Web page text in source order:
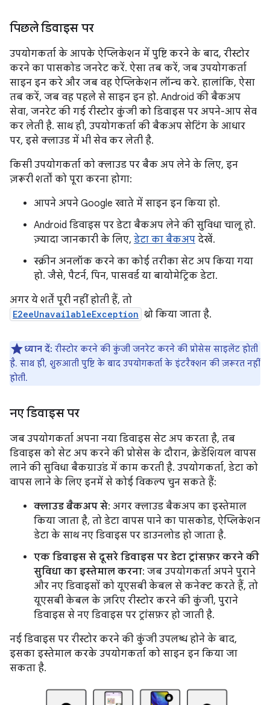
पिछले डिवाइस पर
उपयोगकर्ता के आपके ऐप्लिकेशन में पुष्टि करने के बाद, रीस्टोर
करने का पासकोड जनरेट करें. ऐसा तब करें, जब उपयोगकर्ता
साइन इन करे और जब वह ऐप्लिकेशन लॉन्च करे. हालांकि, ऐसा
तब करें, जब वह पहले से साइन इन हो. Android की बैकअप
सेवा, जनरेट की गई रीस्टोर कुंजी को डिवाइस पर अपने-आप सेव
कर लेती है. साथ ही, उपयोगकर्ता की बैकअप सेटिंग के आधार
पर, इसे क्लाउड में भी सेव कर लेती है.
किसी उपयोगकर्ता को क्लाउड पर बैक अप लेने के लिए, इन
ज़रूरी शर्तों को पूरा करना होगा:
आपने अपने Google खाते में साइन इन किया हो.
Android डिवाइस पर डेटा बैकअप लेने की सुविधा चालू हो.
ज़्यादा जानकारी के लिए, डेटा का बैकअप देखें.
स्क्रीन अनलॉक करने का कोई तरीका सेट अप किया गया
हो. जैसे, पैटर्न, पिन, पासवर्ड या बायोमेट्रिक डेटा.
अगर ये शर्तें पूरी नहीं होती हैं, तो
E2eeUnavailableException थ्रो किया जाता है.
ध्यान दें: रीस्टोर करने की कुंजी जनरेट करने की प्रोसेस साइलेंट होती
है. साथ ही, शुरुआती पुष्टि के बाद उपयोगकर्ता के इंटरैक्शन की ज़रूरत नहीं
होती.
नए डिवाइस पर
जब उपयोगकर्ता अपना नया डिवाइस सेट अप करता है, तब
डिवाइस को सेट अप करने की प्रोसेस के दौरान, क्रेडेंशियल वापस
लाने की सुविधा बैकग्राउंड में काम करती है. उपयोगकर्ता, डेटा को
वापस लाने के लिए इनमें से कोई विकल्प चुन सकते हैं:
क्लाउड बैकअप से: अगर क्लाउड बैकअप का इस्तेमाल
किया जाता है, तो डेटा वापस पाने का पासकोड, ऐप्लिकेशन
डेटा के साथ नए डिवाइस पर डाउनलोड हो जाता है.
एक डिवाइस से दूसरे डिवाइस पर डेटा ट्रांसफ़र करने की
सुविधा का इस्तेमाल करना: जब उपयोगकर्ता अपने पुराने
और नए डिवाइसों को यूएसबी केबल से कनेक्ट करते हैं, तो
यूएसबी केबल के ज़रिए रीस्टोर करने की कुंजी, पुराने
डिवाइस से नए डिवाइस पर ट्रांसफ़र हो जाती है.
नई डिवाइस पर रीस्टोर करने की कुंजी उपलब्ध होने के बाद,
इसका इस्तेमाल करके उपयोगकर्ता को साइन इन किया जा
सकता है.